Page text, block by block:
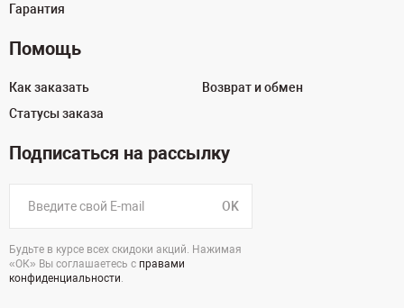
Гарантия
Помощь
Как заказать
Статусы заказа
Возврат и обмен
Подписаться на рассылку
OK
Будьте в курсе всех скидоки акций. Нажимая
«ОК» Вы соглашаетесь с правами
конфиденциальности.